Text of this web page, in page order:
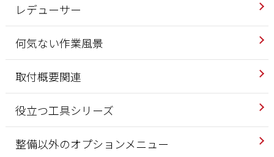
レデューサー
何気ない作業風景
取付概要関連
役立つ工具シリーズ
整備以外のオプションメニュー